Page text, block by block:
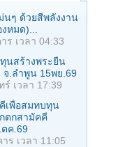
นๆ ด้วยสีพลังงาน
หมด)...
ร เวลา 04:33
นสร้างพระยืน
จ.ลําพูน 15พย.69
ร์ เวลา 17:39
เพื่อสมทบทุน
ตกสามัคคี
ค.69
าร เวลา 11:05